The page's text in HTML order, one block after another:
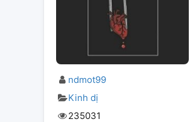
ndmot99
Kinh dị
235031